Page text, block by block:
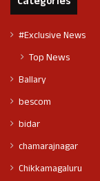
#Exclusive News
Top News
Ballary
bescom
bidar
chamarajnagar
Chikkamagaluru